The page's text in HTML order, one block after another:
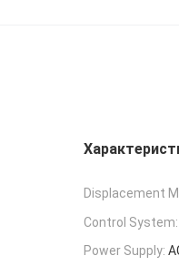
Displacement
Control System:
Power Supply: